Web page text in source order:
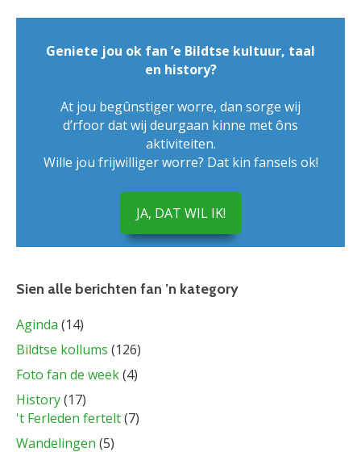
Geniete jou ok fan ’e Bildtse kultuur, taal
en history?
At jou begûnstiger worre, dan sorge wij
d’rfoor dat wij deurgaan kinne met ôns
aktiviteiten.
Wille jou frijwilliger worre? Dat kin fansels ok!
JA, DAT WIL IK!
Sien alle berichten fan ’n kategory
Aginda (14)
Bildtse kollums (126)
Foto fan de week(4)
History(17)
't Ferleden fertelt(7)
Wandelingen (5)